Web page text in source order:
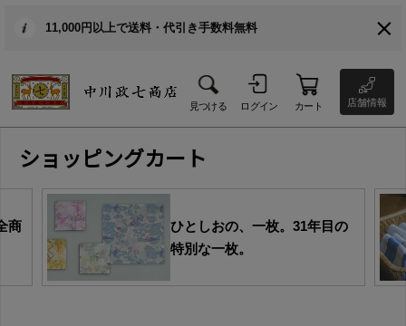
11,000円以上で送料・代引き手数料無料
見つける ログイン カート 店舗情報
ショッピングカート
商
ひとしおの、一枚。31年目の
特別な一枚。